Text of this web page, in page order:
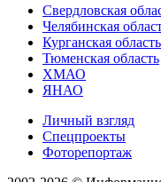
Свердловская
Челябинская
Курганская область
Тюменская область
ХМАО
ЯНАО
Личный взгляд
Спецпроекты
Фоторепортаж